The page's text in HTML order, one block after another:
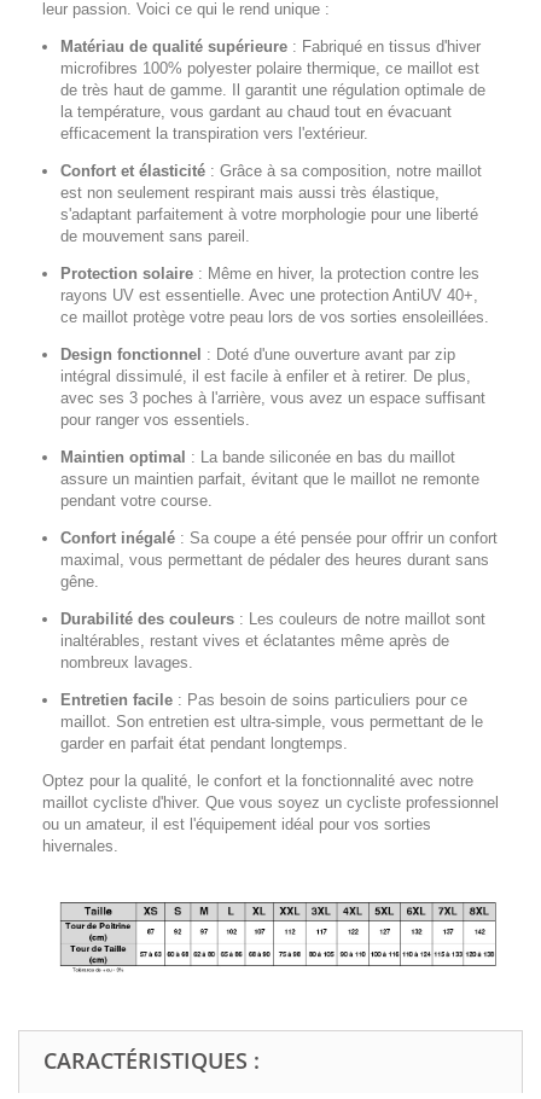
leur passion. Voici ce qui le rend unique :
Matériau de qualité supérieure : Fabriqué en tissus d'hiver
microfibres 100% polyester polaire thermique, ce maillot est
de très haut de gamme. Il garantit une régulation optimale de
la température, vous gardant au chaud tout en évacuant
efficacement la transpiration vers l'extérieur.
Confort et élasticité : Grâce à sa composition, notre maillot
est non seulement respirant mais aussi très élastique,
s'adaptant parfaitement à votre morphologie pour une liberté
de mouvement sans pareil.
Protection solaire : Même en hiver, la protection contre les
rayons UV est essentielle. Avec une protection AntiUV 40+,
ce maillot protège votre peau lors de vos sorties ensoleillées.
Design fonctionnel : Doté d'une ouverture avant par zip
intégral dissimulé, il est facile à enfiler et à retirer. De plus,
avec ses 3 poches à l'arrière, vous avez un espace suffisant
pour ranger vos essentiels.
Maintien optimal : La bande siliconée en bas du maillot
assure un maintien parfait, évitant que le maillot ne remonte
pendant votre course.
Confort inégalé : Sa coupe a été pensée pour offrir un confort
maximal, vous permettant de pédaler des heures durant sans
gêne.
Durabilité des couleurs : Les couleurs de notre maillot sont
inaltérables, restant vives et éclatantes même après de
nombreux lavages.
Entretien facile : Pas besoin de soins particuliers pour ce
maillot. Son entretien est ultra-simple, vous permettant de le
garder en parfait état pendant longtemps.
Optez pour la qualité, le confort et la fonctionnalité avec notre
maillot cycliste d'hiver. Que vous soyez un cycliste professionnel
ou un amateur, il est l'équipement idéal pour vos sorties
hivernales.
CARACTÉRISTIQUES :